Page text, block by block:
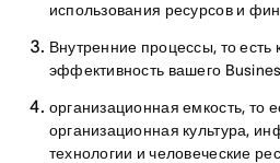
использования ресурсов и
Внутренние процессы, то есть
эффективность вашего
организационная емкость, то
организационная культура,
технологии и человеческие